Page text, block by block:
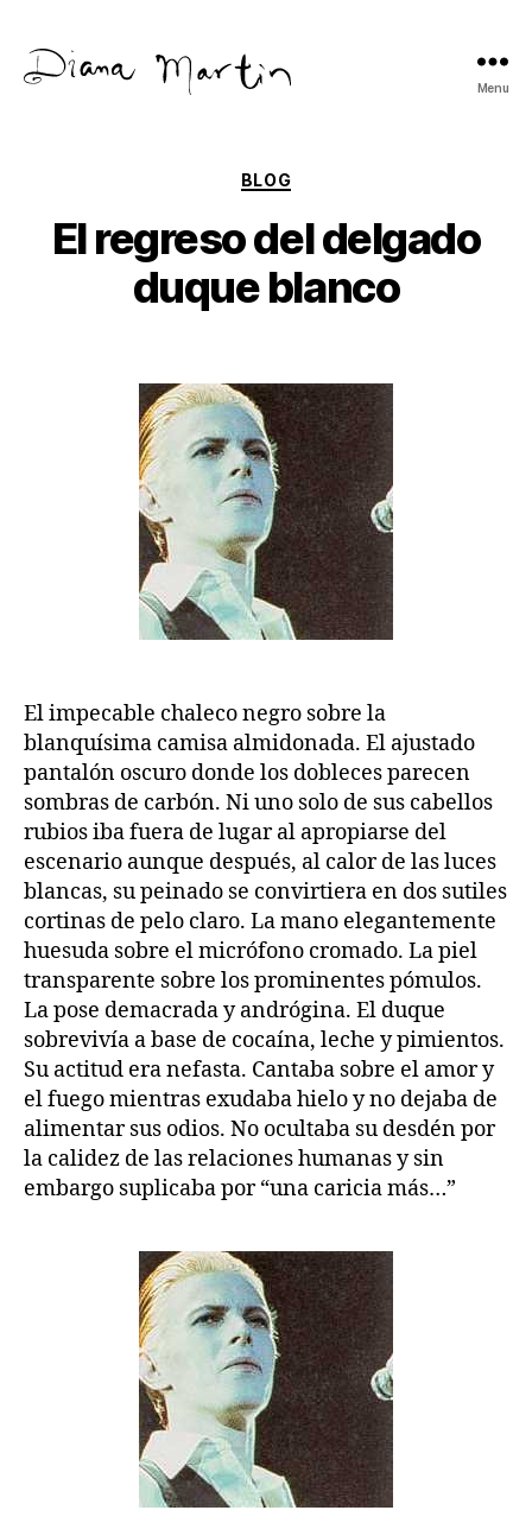
Menu
Categories
BLOG
El regreso del delgado
duque blanco
El impecable chaleco negro sobre la
blanquísima camisa almidonada. El ajustado
pantalón oscuro donde los dobleces parecen
sombras de carbón. Ni uno solo de sus cabellos
rubios iba fuera de lugar al apropiarse del
escenario aunque después, al calor de las luces
blancas, su peinado se convirtiera en dos sutiles
cortinas de pelo claro. La mano elegantemente
huesuda sobre el micrófono cromado. La piel
transparente sobre los prominentes pómulos.
La pose demacrada y andrógina. El duque
sobrevivía a base de cocaína, leche y pimientos.
Su actitud era nefasta. Cantaba sobre el amor y
el fuego mientras exudaba hielo y no dejaba de
alimentar sus odios. No ocultaba su desdén por
la calidez de las relaciones humanas y sin
embargo suplicaba por “una caricia más…”